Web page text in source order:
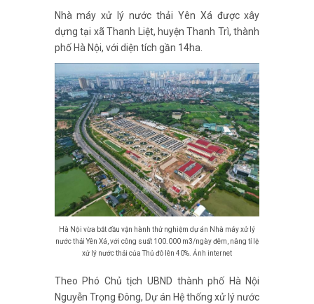
Nhà máy xử lý nước thải Yên Xá được xây
dựng tại xã Thanh Liệt, huyện Thanh Trì, thành
phố Hà Nội, với diện tích gần 14ha.
Hà Nội vừa bắt đầu vận hành thử nghiệm dự án Nhà máy xử lý
nước thải Yên Xá, với công suất 100.000 m3/ngày đêm, nâng tỉ lệ
xử lý nước thải của Thủ đô lên 40%. Ảnh internet
Theo Phó Chủ tịch UBND thành phố Hà Nội
Nguyễn Trọng Đông, Dự án Hệ thống xử lý nước